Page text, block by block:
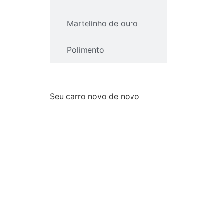
Martelinho de ouro
Polimento
Seu carro novo de novo